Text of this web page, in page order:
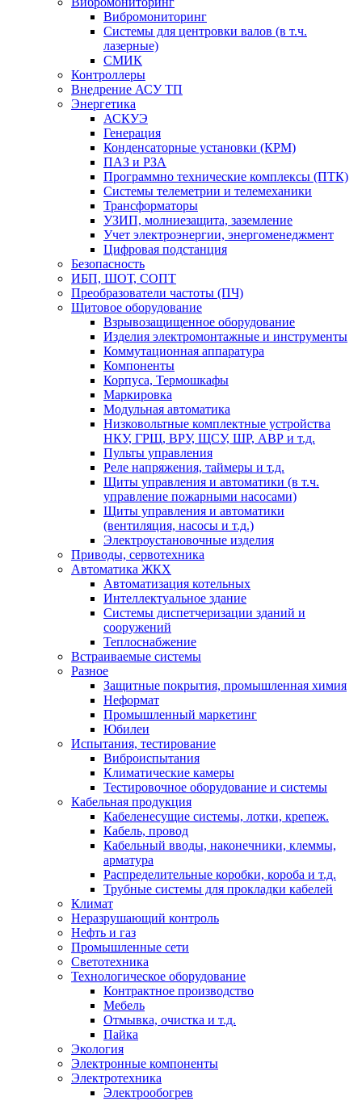
Вибромониторинг
Системы для центровки валов (в т.ч.
лазерные)
СМИК
Контроллеры
Внедрение АСУ ТП
Энергетика
АСКУЭ
Генерация
Конденсаторные установки (КРМ)
ПАЗ и РЗА
Программно технические комплексы (ПТК)
Системы телеметрии и телемеханики
Трансформаторы
УЗИП, молниезащита, заземление
Учет электроэнергии, энергоменеджмент
Цифровая подстанция
Безопасность
ИБП, ШОТ, СОПТ
Преобразователи частоты (ПЧ)
Щитовое оборудование
Взрывозащищенное оборудование
Изделия электромонтажные и инструменты
Коммутационная аппаратура
Компоненты
Корпуса, Термошкафы
Маркировка
Модульная автоматика
Низковольтные комплектные устройства
НКУ, ГРЩ, ВРУ, ЩСУ, ШР, АВР и т.д.
Пульты управления
Реле напряжения, таймеры и т.д.
Щиты управления и автоматики (в т.ч.
управление пожарными насосами)
Щиты управления и автоматики
(вентиляция, насосы и т.д.)
Электроустановочные изделия
Приводы, сервотехника
Автоматика ЖКХ
Автоматизация котельных
Интеллектуальное здание
Системы диспетчеризации зданий и
сооружений
Теплоснабжение
Встраиваемые системы
Разное
Защитные покрытия, промышленная химия
Неформат
Промышленный маркетинг
Юбилеи
Испытания, тестирование
Виброиспытания
Климатические камеры
Тестировочное оборудование и системы
Кабельная продукция
Кабеленесущие системы, лотки, крепеж.
Кабель, провод
Кабельный вводы, наконечники, клеммы,
арматура
Распределительные коробки, короба и т.д.
Трубные системы для прокладки кабелей
Климат
Неразрушающий контроль
Нефть и газ
Промышленные сети
Светотехника
Технологическое оборудование
Контрактное производство
Мебель
Отмывка, очистка и т.д.
Пайка
Экология
Электронные компоненты
Электротехника
Электрообогрев